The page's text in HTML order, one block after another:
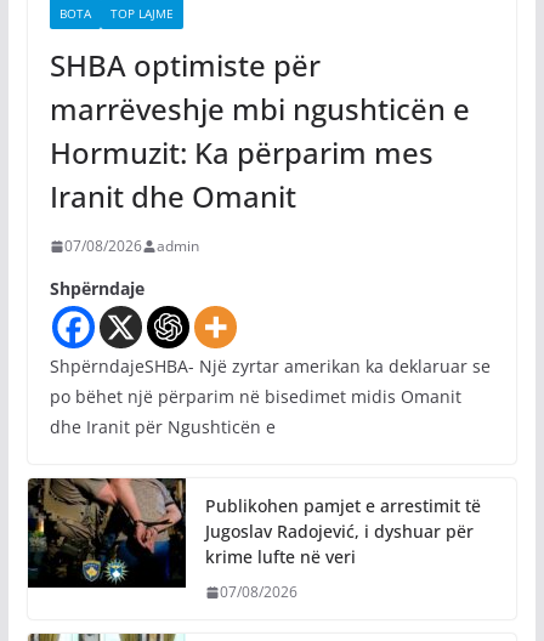
BOTA TOP LAJME
SHBA optimiste për
marrëveshje mbi ngushticën e
Hormuzit: Ka përparim mes
Iranit dhe Omanit
07/08/2026 admin
Shpërndaje
ShpërndajeSHBA- Një zyrtar amerikan ka deklaruar se
po bëhet një përparim në bisedimet midis Omanit
dhe Iranit për Ngushticën e
Publikohen pamjet e arrestimit të
Jugoslav Radojević, i dyshuar për
krime lufte në veri
07/08/2026